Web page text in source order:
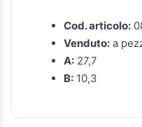
Cod. articolo:
Venduto: a
A: 27,7
B: 10,3